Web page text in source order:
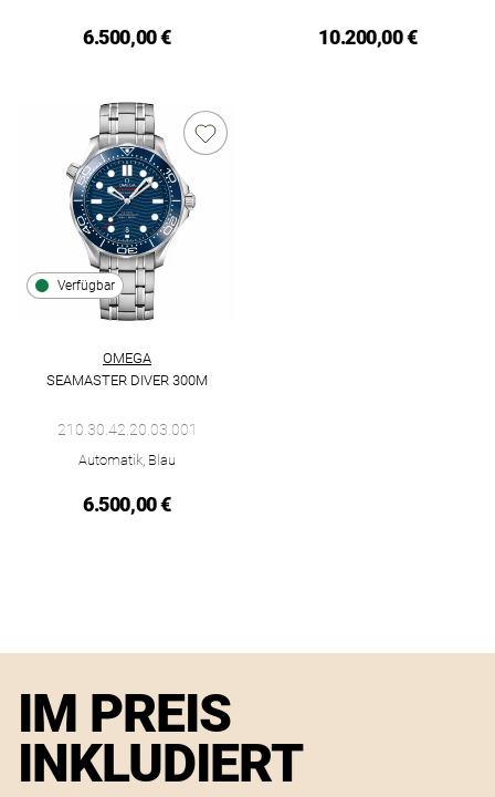
6.500,00 € 10.200,00 €
Verfügbar
OMEGA
SEAMASTER DIVER 300M
210.30.42.20.03.001
Automatik, Blau
6.500,00 €
IM PREIS
INKLUDIERT